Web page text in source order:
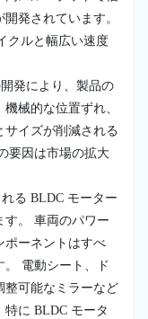
発されています。
クルと幅広い速度
発により、製品の
械的な位置ずれ、
イズが削減される
要因は市場の拡大
る BLDC モーター
す。 車両のパワー
ポーネントはすべ
。 電動シート、ド
整可能なミラーなど
に BLDC モータ